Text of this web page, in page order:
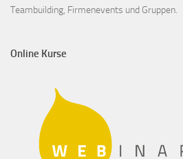
Teambuilding, Firmenevents und Gruppen.
Online Kurse